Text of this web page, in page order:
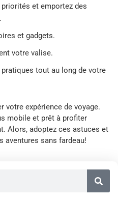
et emportez des
et gadgets.
votre valise.
tout au long de votre
votre expérience de voyage.
mobile et prêt à profiter
Alors, adoptez ces astuces et
aventures sans fardeau!